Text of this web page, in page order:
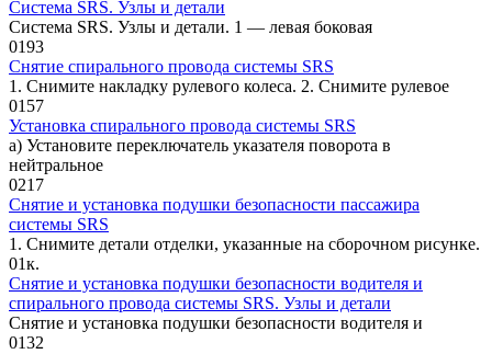
Система SRS. Узлы и детали
Система SRS. Узлы и детали. 1 — левая боковая
0193
Снятие спирального провода системы SRS
1. Снимите накладку рулевого колеса. 2. Снимите рулевое
0157
Установка спирального провода системы SRS
а) Установите переключатель указа­теля поворота в
нейтральное
0217
Снятие и установка подушки безопасности пассажира
системы SRS
1. Снимите детали отделки, указанные на сборочном рисунке.
01к.
Снятие и установка подушки безопасности водителя и
спирального провода системы SRS. Узлы и детали
Снятие и установка подушки безопасности водителя и
0132